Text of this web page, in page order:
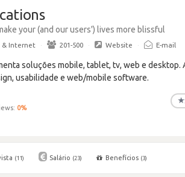
your (and our users') lives more blissful
& Internet · 201-500 · Website · E-mail
soluções mobile, tablet, tv, web e desktop.
usabilidade e web/mobile software.
0%
★
(11) Salário (23) Benefícios (3)